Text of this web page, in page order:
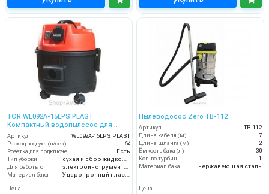
TOR WL092A-15LPS PLAST
Компактный водопылесос для
работы с электроинструментом
Артикул
WL092A-15LPS PLAST
Расход воздуха (л/сек)
64
Есть
Тип уборки
Для работы с
Материал бака
Цена
Пылеводосос Zero TB-112
Артикул
TB-112
Длина кабеля (м)
7
Длина шланга (м)
2
Ёмкость бака (л)
30
Кол-во турбин
1
Материал бака
нержавеющая сталь
Цена